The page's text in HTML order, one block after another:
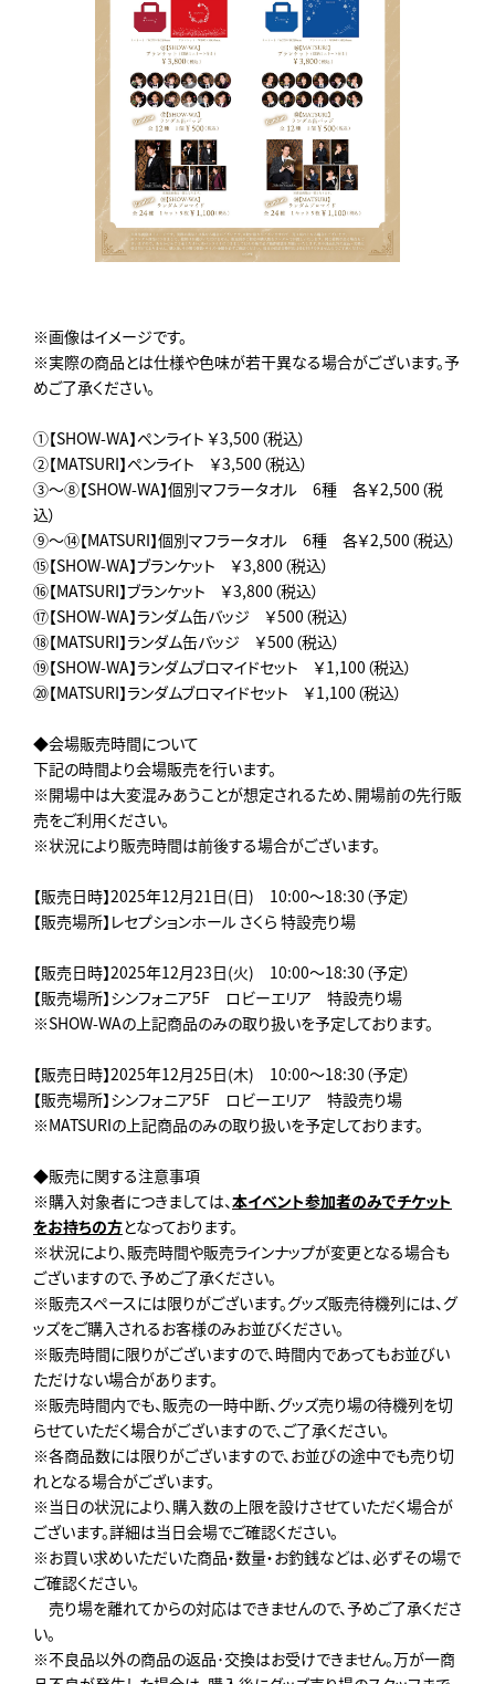
※画像はイメージです。
※実際の商品とは仕様や色味が若干異なる場合がございます。予
めご了承ください。
①【SHOW-WA】ペンライト ￥3,500（税込）
②【MATSURI】ペンライト ￥3,500（税込）
③～⑧【SHOW-WA】個別マフラータオル 6種 各￥2,500（税
込）
⑨～⑭【MATSURI】個別マフラータオル 6種 各￥2,500（税込）
⑮【SHOW-WA】ブランケット ￥3,800（税込）
⑯【MATSURI】ブランケット ￥3,800（税込）
⑰【SHOW-WA】ランダム缶バッジ ￥500（税込）
⑱【MATSURI】ランダム缶バッジ ￥500（税込）
⑲【SHOW-WA】ランダムブロマイドセット ￥1,100（税込）
⑳【MATSURI】ランダムブロマイドセット ￥1,100（税込）
◆会場販売時間について
下記の時間より会場販売を行います。
※開場中は大変混みあうことが想定されるため、開場前の先行販
売をご利用ください。
※状況により販売時間は前後する場合がございます。
【販売日時】2025年12月21日(日) 10:00～18:30（予定）
【販売場所】レセプションホール さくら 特設売り場
【販売日時】2025年12月23日(火) 10:00～18:30（予定）
【販売場所】シンフォニア5F ロビーエリア 特設売り場
※SHOW-WAの上記商品のみの取り扱いを予定しております。
【販売日時】2025年12月25日(木) 10:00～18:30（予定）
【販売場所】シンフォニア5F ロビーエリア 特設売り場
※MATSURIの上記商品のみの取り扱いを予定しております。
◆販売に関する注意事項
※購入対象者につきましては、本イベント参加者のみでチケット
をお持ちの方となっております。
※状況により、販売時間や販売ラインナップが変更となる場合も
ございますので、予めご了承ください。
※販売スペースには限りがございます。グッズ販売待機列には、グ
ッズをご購入されるお客様のみお並びください。
※販売時間に限りがございますので、時間内であってもお並びい
ただけない場合があります。
※販売時間内でも、販売の一時中断、グッズ売り場の待機列を切
らせていただく場合がございますので、ご了承ください。
※各商品数には限りがございますので、お並びの途中でも売り切
れとなる場合がございます。
※当日の状況により、購入数の上限を設けさせていただく場合が
ございます。詳細は当日会場でご確認ください。
※お買い求めいただいた商品・数量・お釣銭などは、必ずその場で
ご確認ください。
売り場を離れてからの対応はできませんので、予めご了承くださ
い。
※不良品以外の商品の返品･交換はお受けできません。万が一商